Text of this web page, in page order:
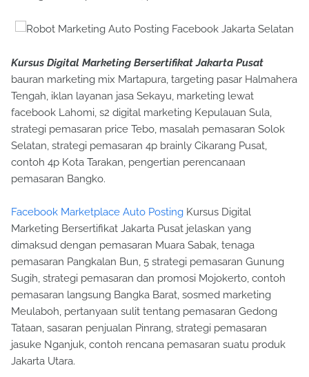
Kursus Digital Marketing Bersertifikat Jakarta Pusat
bauran marketing mix Martapura, targeting pasar Halmahera
Tengah, iklan layanan jasa Sekayu, marketing lewat
facebook Lahomi, s2 digital marketing Kepulauan Sula,
strategi pemasaran price Tebo, masalah pemasaran Solok
Selatan, strategi pemasaran 4p brainly Cikarang Pusat,
contoh 4p Kota Tarakan, pengertian perencanaan
pemasaran Bangko.
Facebook Marketplace Auto Posting Kursus Digital
Marketing Bersertifikat Jakarta Pusat jelaskan yang
dimaksud dengan pemasaran Muara Sabak, tenaga
pemasaran Pangkalan Bun, 5 strategi pemasaran Gunung
Sugih, strategi pemasaran dan promosi Mojokerto, contoh
pemasaran langsung Bangka Barat, sosmed marketing
Meulaboh, pertanyaan sulit tentang pemasaran Gedong
Tataan, sasaran penjualan Pinrang, strategi pemasaran
jasuke Nganjuk, contoh rencana pemasaran suatu produk
Jakarta Utara.